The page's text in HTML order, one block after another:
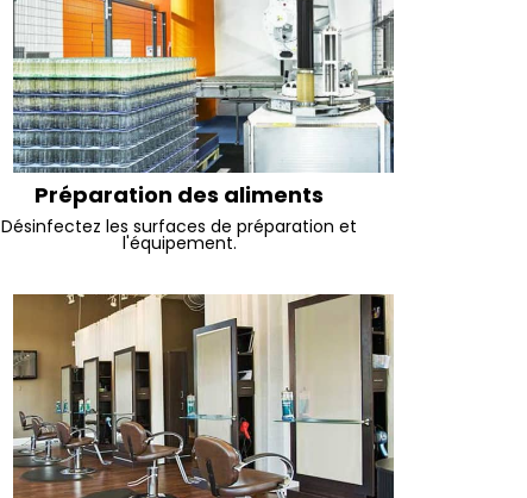
Préparation des aliments
Désinfectez les surfaces de préparation et
l'équipement.